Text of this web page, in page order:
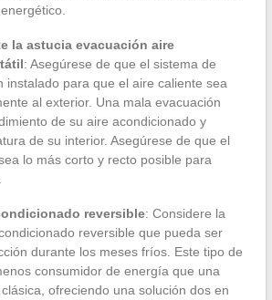
la astucia evacuación aire
: Asegúrese de que el sistema de
instalado para que el aire caliente sea
al exterior. Una mala evacuación
de su aire acondicionado y
de su interior. Asegúrese de que el
lo más corto y recto posible para
reversible: Considere la
reversible que pueda ser
durante los meses fríos. Este tipo de
consumidor de energía que una
ofreciendo una solución dos en